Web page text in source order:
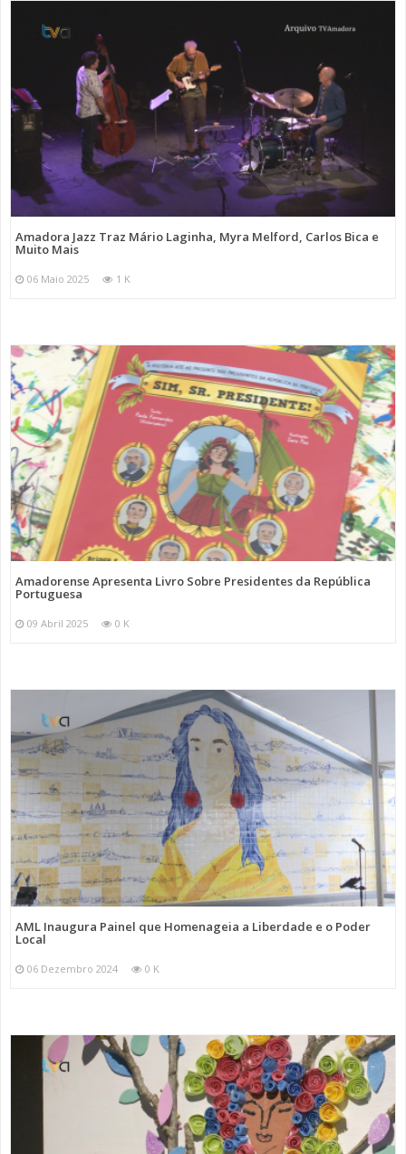
Amadora Jazz Traz Mário Laginha, Myra Melford, Carlos Bica e
Muito Mais
06 Maio 2025 1 K
Amadorense Apresenta Livro Sobre Presidentes da República
Portuguesa
09 Abril 2025 0 K
AML Inaugura Painel que Homenageia a Liberdade e o Poder
Local
06 Dezembro 2024 0 K